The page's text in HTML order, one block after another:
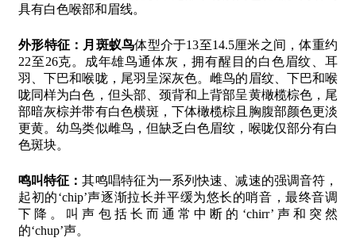
具有白色喉部和眉线。
外形特征： 月斑蚁鸟体型介于13至14.5厘米之间，体重约
22至26克。成年雄鸟通体灰，拥有醒目的白色眉纹、耳
羽、下巴和喉咙，尾羽呈深灰色。雌鸟的眉纹、下巴和喉
咙同样为白色，但头部、颈背和上背部呈黄橄榄棕色，尾
部暗灰棕并带有白色横斑，下体橄榄棕且胸腹部颜色更淡
更黄。幼鸟类似雌鸟，但缺乏白色眉纹，喉咙仅部分有白
色斑块。
鸣叫特征：其鸣唱特征为一系列快速、减速的强调音符，
起初的‘chip’声逐渐拉长并平缓为悠长的哨音，最终音调
下降。叫声包括长而通常中断的‘chirr’声和突然
的‘chup’声。